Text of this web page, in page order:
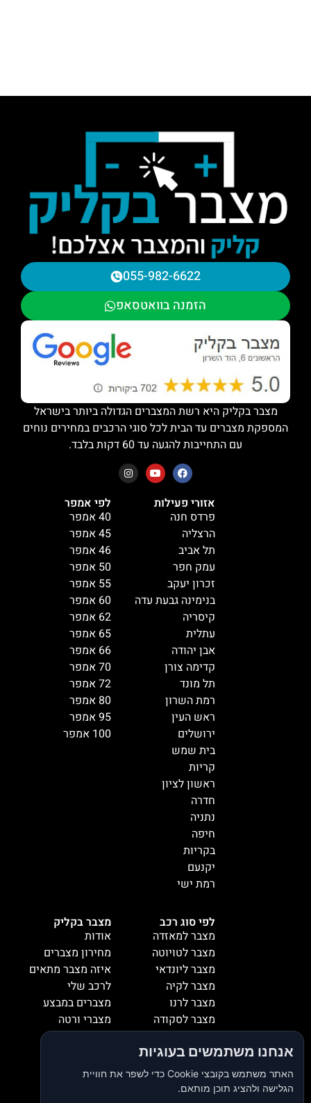
מצבר בקליק
אודות
מחירון מצברים
איזה מצבר מתאים
לרכב שלי
מצברים במבצע
מצברי ורטה
מצברי שנפ
אזורי שירות
לפי סוג רכב
מצבר למאזדה
מצבר לטויוטה
מצבר ליונדאי
מצבר לקיה
מצבר לרנו
מצבר לסקודה
מצבר למיציבושי
מצבר לסובארו
מצבר להונדה
מצבר לאופל
לפי אמפר
40 אמפר
45 אמפר
46 אמפר
50 אמפר
55 אמפר
60 אמפר
62 אמפר
65 אמפר
66 אמפר
70 אמפר
72 אמפר
80 אמפר
95 אמפר
100 אמפר
אזורי פעילות
פרדס חנה
הרצליה
תל אביב
עמק חפר
זכרון יעקב
בנימינה גבעת עדה
קיסריה
עתלית
אבן יהודה
קדימה צורן
תל מונד
רמת השרון
ראש העין
ירושלים
בית שמש
קריות
ראשון לציון
חדרה
נתניה
חיפה
בקריות
יקנעם
רמת ישי
055-982-6622
הזמנה בוואטסאפ
מצבר בקליק היא רשת המצברים הגדולה ביותר בישראל
המספקת מצברים עד הבית לכל סוגי הרכבים במחירים נוחים
עם התחייבות להגעה עד 60 דקות בלבד.
אנחנו משתמשים בעוגיות
האתר משתמש בקובצי Cookie כדי לשפר את חוויית
הגלישה ולהציג תוכן מותאם.